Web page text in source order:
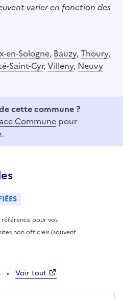
varier en fonction des
en-Sologne, Bauzy,Thoury,
Saint-Cyr,Villeny, Neuvy
cette commune ?
Commune pour
pour vos
non officiels (souvent
Voir tout